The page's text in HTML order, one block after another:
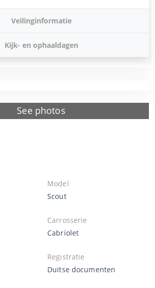
See photos
Veilinginformatie
Kijk- en ophaaldagen
Model
Scout
Carrosserie
Cabriolet
Registratie
Duitse documenten